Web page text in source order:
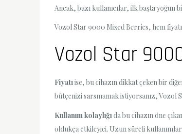
Ancak, bazı kullanıcılar, ilk başta yoğun
Vozol Star 9000 Mixed Berries, hem
Vozol Star
Fiyatıise, bu cihazın dikkat çeken bir
bütçenizi sarsmamak istiyorsanız, Vozol
Kullanım kolaylığı da bu cihazın öne
oldukça etkileyici. Uzun süreli